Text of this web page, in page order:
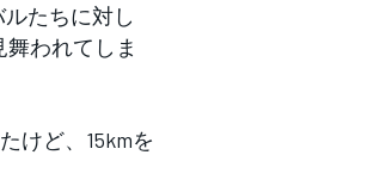
たちに対し
われてしま
けど、15kmを